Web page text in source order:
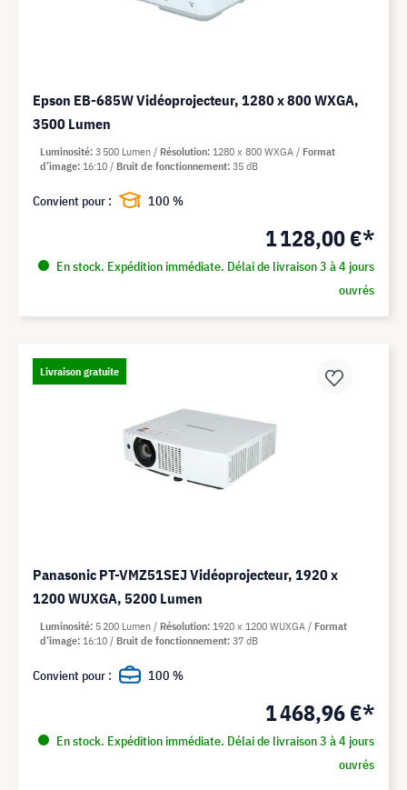
Epson EB-685W Vidéoprojecteur, 1280 x 800 WXGA,
3500 Lumen
1 128,00 €*
En stock. Expédition immédiate. Délai de livraison 3 à 4 jours
ouvrés
Luminosité 3 500 Lumen Résolution 1280 x 800 WXGA
Format
d’image 16:10 Bruit de fonctionnement 35 dB
Convient pour : 100 %
Livraison gratuite
Panasonic PT-VMZ51SEJ Vidéoprojecteur, 1920 x
1200 WUXGA, 5200 Lumen
1 468,96 €*
En stock. Expédition immédiate. Délai de livraison 3 à 4 jours
ouvrés
Luminosité 5 200 Lumen Résolution 1920 x 1200 WUXGA
Format
d’image 16:10 Bruit de fonctionnement 37 dB
Convient pour : 100 %